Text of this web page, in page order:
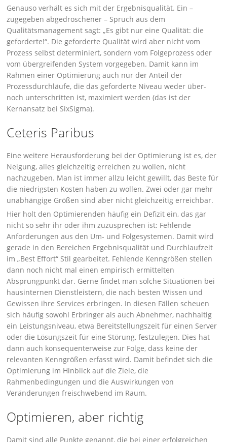
Genauso verhält es sich mit der Ergebnisqualität. Ein –
zugegeben abgedroschener – Spruch aus dem
Qualitätsmanagement sagt: „Es gibt nur eine Qualität: die
geforderte!“. Die geforderte Qualität wird aber nicht vom
Prozess selbst determiniert, sondern vom Folgeprozess oder
vom übergreifenden System vorgegeben. Damit kann im
Rahmen einer Optimierung auch nur der Anteil der
Prozessdurchläufe, die das geforderte Niveau weder über-
noch unterschritten ist, maximiert werden (das ist der
Kernansatz bei SixSigma).
Ceteris Paribus
Eine weitere Herausforderung bei der Optimierung ist es, der
Neigung, alles gleichzeitig erreichen zu wollen, nicht
nachzugeben. Man ist immer allzu leicht gewillt, das Beste für
die niedrigsten Kosten haben zu wollen. Zwei oder gar mehr
unabhängige Größen sind aber nicht gleichzeitig erreichbar.
Hier holt den Optimierenden häufig ein Defizit ein, das gar
nicht so sehr ihr oder ihm zuzusprechen ist: Fehlende
Anforderungen aus den Um- und Folgesystemen. Damit wird
gerade in den Bereichen Ergebnisqualität und Durchlaufzeit
im „Best Effort“ Stil gearbeitet. Fehlende Kenngrößen stellen
dann noch nicht mal einen empirisch ermittelten
Absprungpunkt dar. Gerne findet man solche Situationen bei
hausinternen Dienstleistern, die nach besten Wissen und
Gewissen ihre Services erbringen. In diesen Fällen scheuen
sich häufig sowohl Erbringer als auch Abnehmer, nachhaltig
ein Leistungsniveau, etwa Bereitstellungszeit für einen Server
oder die Lösungszeit für eine Störung, festzulegen. Dies hat
dann auch konsequenterweise zur Folge, dass keine der
relevanten Kenngrößen erfasst wird. Damit befindet sich die
Optimierung im Hinblick auf die Ziele, die
Rahmenbedingungen und die Auswirkungen von
Veränderungen freischwebend im Raum.
Optimieren, aber richtig
Damit sind alle Punkte genannt, die bei einer erfolgreichen